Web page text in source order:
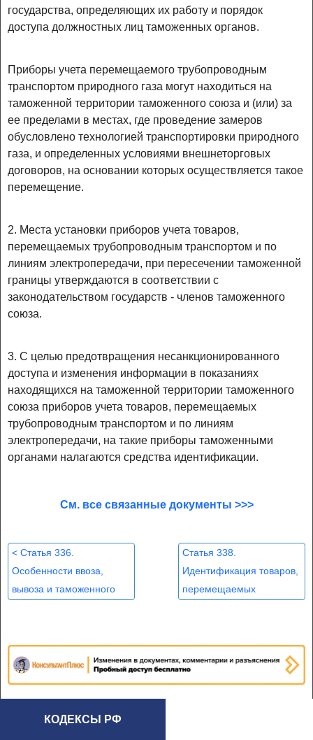
государства, определяющих их работу и порядок
доступа должностных лиц таможенных органов.
Приборы учета перемещаемого трубопроводным
транспортом природного газа могут находиться на
таможенной территории таможенного союза и (или) за
ее пределами в местах, где проведение замеров
обусловлено технологией транспортировки природного
газа, и определенных условиями внешнеторговых
договоров, на основании которых осуществляется такое
перемещение.
2. Места установки приборов учета товаров,
перемещаемых трубопроводным транспортом и по
линиям электропередачи, при пересечении таможенной
границы утверждаются в соответствии с
законодательством государств - членов таможенного
союза.
3. С целью предотвращения несанкционированного
доступа и изменения информации в показаниях
находящихся на таможенной территории таможенного
союза приборов учета товаров, перемещаемых
трубопроводным транспортом и по линиям
электропередачи, на такие приборы таможенными
органами налагаются средства идентификации.
См. все связанные документы >>>
< Статья 336.
Особенности ввоза,
вывоза и таможенного
линиям электропередачи
Статья 338.
Идентификация товаров,
перемещаемых
линиям электропередачи
>
КОДЕКСЫ РФ